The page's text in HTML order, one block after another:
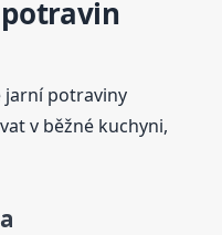
jarní potraviny
v běžné kuchyni,